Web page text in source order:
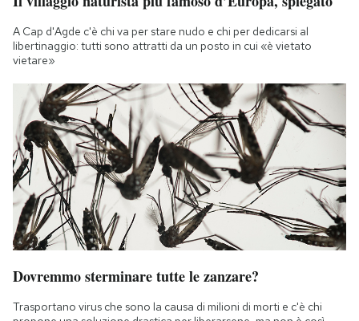
A Cap d'Agde c'è chi va per stare nudo e chi per dedicarsi al
libertinaggio: tutti sono attratti da un posto in cui «è vietato
vietare»
Dovremmo sterminare tutte le zanzare?
Trasportano virus che sono la causa di milioni di morti e c'è chi